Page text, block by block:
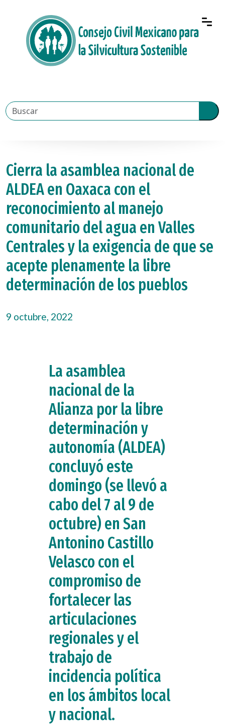
Cierra la asamblea nacional de
ALDEA en Oaxaca con el
reconocimiento al manejo
comunitario del agua en Valles
Centrales y la exigencia de que se
acepte plenamente la libre
determinación de los pueblos
9 octubre, 2022
La asamblea
nacional de la
Alianza por la libre
determinación y
autonomía (ALDEA)
concluyó este
domingo (se llevó a
cabo del 7 al 9 de
octubre) en San
Antonino Castillo
Velasco con el
compromiso de
fortalecer las
articulaciones
regionales y el
trabajo de
incidencia política
en los ámbitos local
y nacional.